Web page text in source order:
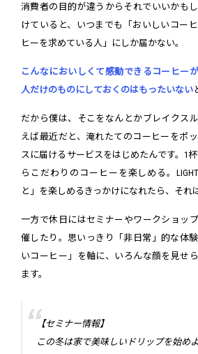
消費者の目的が違うからそれでいいかも
けていると、いつまでも「おいしいコー
ヒーを求めている人」にしか届かない。
こんなにおいしくて感動できるコーヒー
人だけのものにしておくのはもったいない
だから僕は、そこをなんとかブレイクス
えば最近だと、淹れたてのコーヒーをポ
スに届けるサービスをはじめたんです。1
らこだわりのコーヒーを楽しめる。LIGHT
と」を楽しめるきっかけになれたら、それ
一方で休日にはセミナーやワークショッ
催したり。思いっきり「非日常」的な体
いコーヒー」を軸に、いろんな顔を見せ
ます。
【セミナー情報】
この冬は家で美味しいドリップを始めよ